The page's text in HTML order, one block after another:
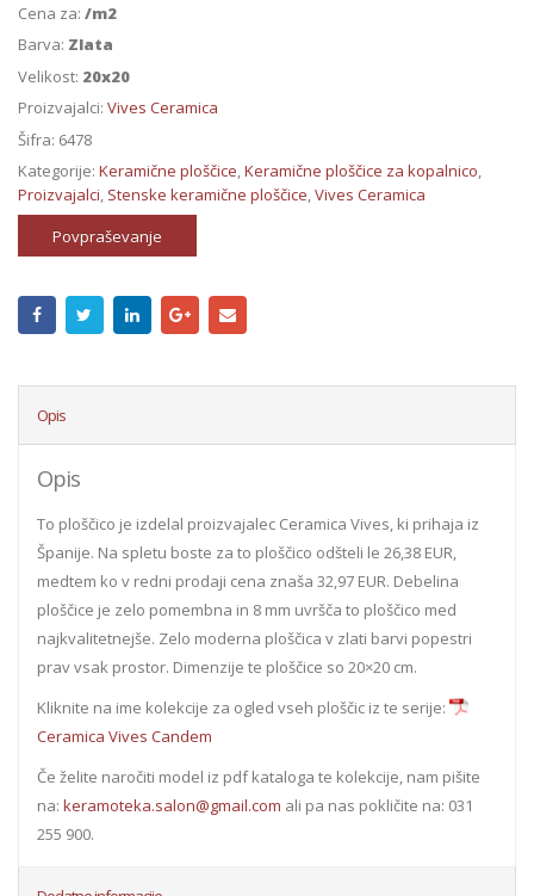
Cena za: /m2
Barva: Zlata
Velikost: 20x20
Proizvajalci: Vives Ceramica
Šifra: 6478
Kategorije: Keramične ploščice,Keramične ploščice za kopalnico,
Proizvajalci, Stenske keramične ploščice,Vives Ceramica
Povpraševanje
Opis
Opis
To ploščico je izdelal proizvajalec Ceramica Vives, ki prihaja iz
Španije. Na spletu boste za to ploščico odšteli le 26,38 EUR,
medtem ko v redni prodaji cena znaša 32,97 EUR. Debelina
ploščice je zelo pomembna in 8 mm uvršča to ploščico med
najkvalitetnejše. Zelo moderna ploščica v zlati barvi popestri
prav vsak prostor. Dimenzije te ploščice so 20×20 cm.
Kliknite na ime kolekcije za ogled vseh ploščic iz te serije:
Ceramica Vives Candem
Če želite naročiti model iz pdf kataloga te kolekcije, nam pišite
na: keramoteka.salon@gmail.com ali pa nas pokličite na: 031
255 900.